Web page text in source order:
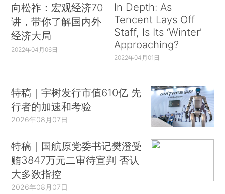
向松祚：宏观经济70
讲，带你了解国内外
经济大局
2022年04月06日
In Depth: As
Tencent Lays Off
Staff, Is Its ‘Winter’
Approaching?
2022年04月01日
特稿｜宇树发行市值610亿 先
行者的加速和考验
2026年08月07日
特稿｜国航原党委书记樊澄受
贿3847万元二审待宣判 否认
大多数指控
2026年08月07日